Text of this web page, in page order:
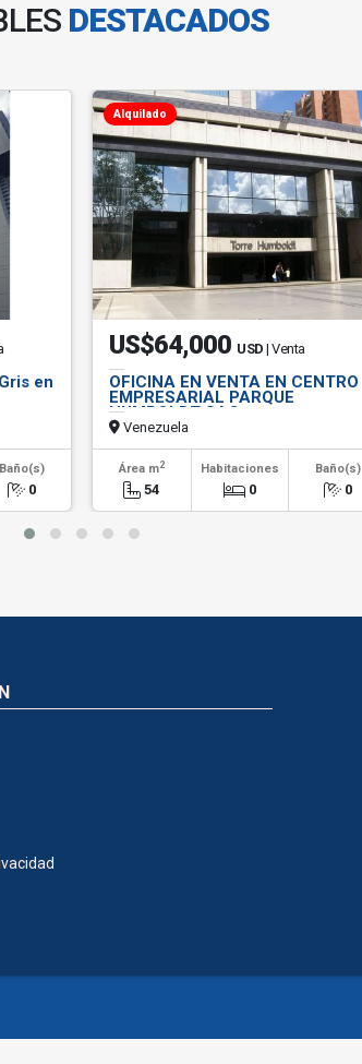
DESTACADOS
en
Baño(s)
0
Alquilado
US$64,000 USD | Venta
OFICINA EN VENTA EN CENTRO
EMPRESARIAL PARQUE
HUMBOLDT SAC
Venezuela
Área m2
54
Habitaciones
0
Baño(s)
0